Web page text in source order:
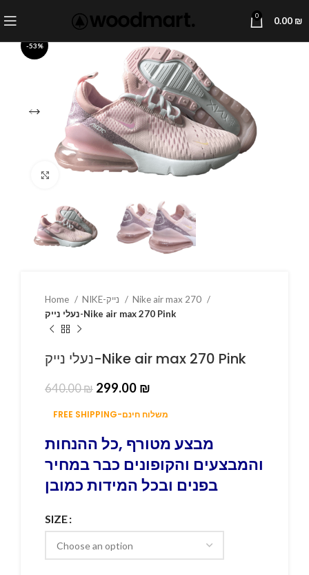
0 0.00 ₪
-53%
Click to enlarge
Home
Nike air max 270
נעלי נייק-Nike air max 270 Pink
נעלי נייק-Nike air max 270 Pink
640.00₪ 299.00 ₪
FREE SHIPPING-משלוח חינם
מבצע מטורף ,כל ההנחות
והמבצעים והקופונים כבר במחיר
בפנים ובכל המידות כמובן
SIZE